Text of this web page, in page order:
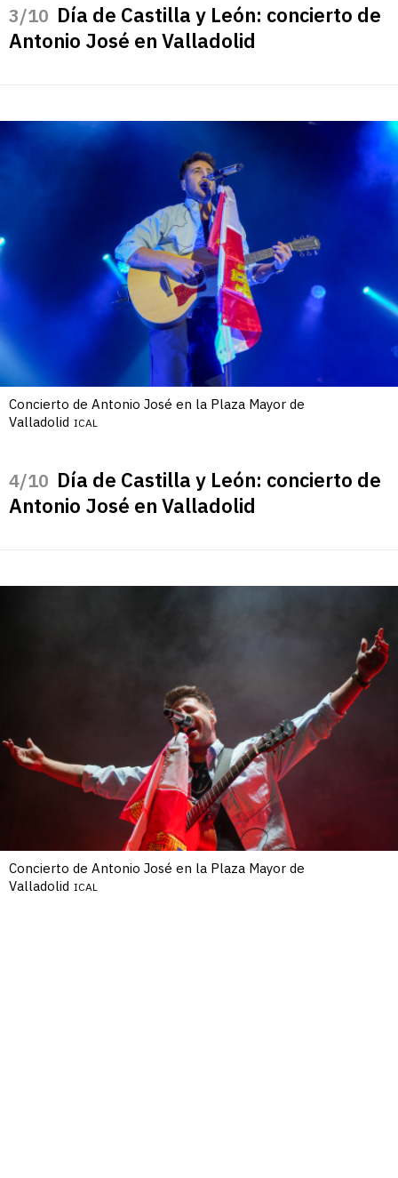
/10 Día de Castilla y León: concierto de
Antonio José en Valladolid
Concierto de Antonio José en la Plaza Mayor de
Valladolid ICAL
/10 Día de Castilla y León: concierto de
Antonio José en Valladolid
Concierto de Antonio José en la Plaza Mayor de
Valladolid ICAL